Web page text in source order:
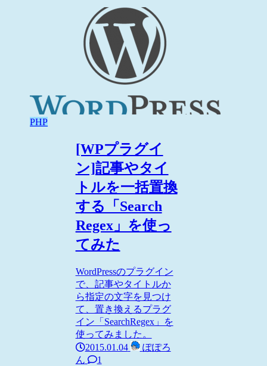
PHP
[WPプラグイ
ン]記事やタイ
トルを一括置換
する「Search
Regex」を使っ
てみた
WordPressのプラグイン
で、記事やタイトルか
ら指定の文字を見つけ
て、置き換えるプラグ
イン「SearchRegex」を
使ってみました。
2015.01.04
ぽぽろ
ん
1